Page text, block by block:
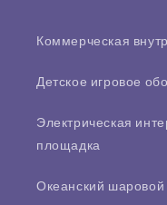
Коммерческая
Детское игровое
Электрическая
площадка
Океанский шаровой